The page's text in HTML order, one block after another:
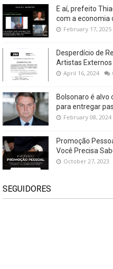
E aí, prefeito
com a economia
February 17, 2025
Desperdício de
Artistas
April 16, 2024
Bolsonaro é alvo
para entregar
February 08, 2024
Promoção
Você Precisa
October 27, 2023
SEGUIDORES